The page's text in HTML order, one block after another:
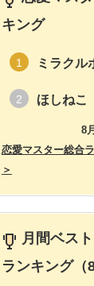
キング
1 ミラクル
2 ほしねこ
8
恋愛マスター総合
＞
月間ベス
ランキング（8